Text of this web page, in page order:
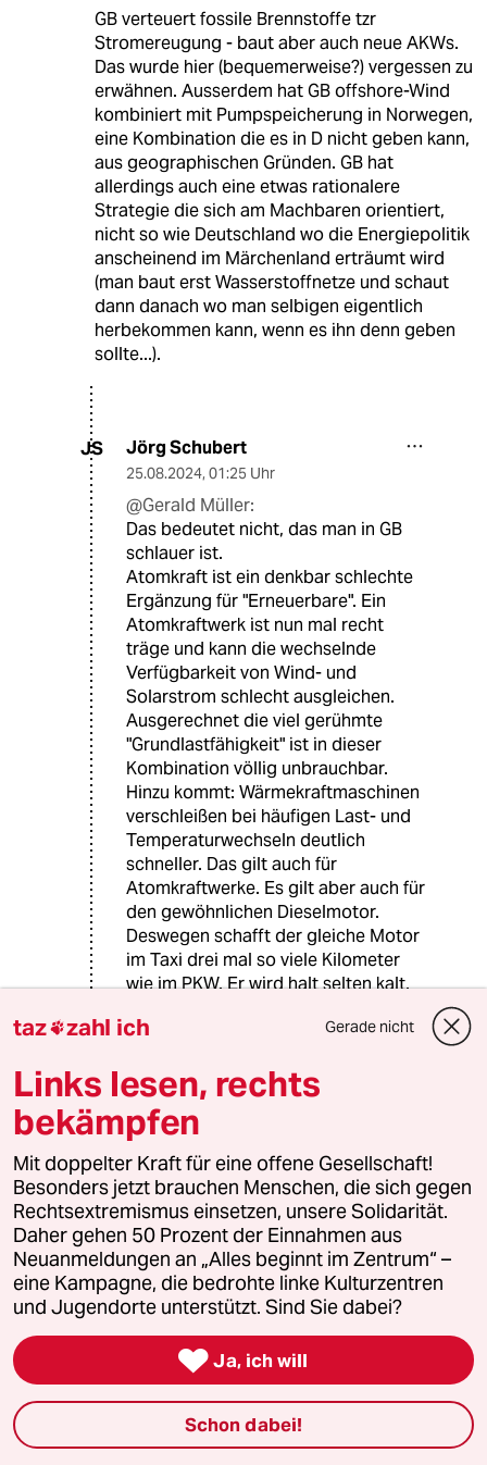
GB verteuert fossile Brennstoffe tzr
Stromereugung - baut aber auch neue AKWs.
Das wurde hier (bequemerweise?) vergessen zu
erwähnen. Ausserdem hat GB offshore-Wind
kombiniert mit Pumpspeicherung in Norwegen,
eine Kombination die es in D nicht geben kann,
aus geographischen Gründen. GB hat
allerdings auch eine etwas rationalere
Strategie die sich am Machbaren orientiert,
nicht so wie Deutschland wo die Energiepolitik
anscheinend im Märchenland erträumt wird
(man baut erst Wasserstoffnetze und schaut
dann danach wo man selbigen eigentlich
herbekommen kann, wenn es ihn denn geben
sollte...).
JS Jörg Schubert
25.08.2024, 01:25 Uhr
@Gerald Müller:
Das bedeutet nicht, das man in GB
schlauer ist.
Atomkraft ist ein denkbar schlechte
Ergänzung für "Erneuerbare". Ein
Atomkraftwerk ist nun mal recht
träge und kann die wechselnde
Verfügbarkeit von Wind- und
Solarstrom schlecht ausgleichen.
Ausgerechnet die viel gerühmte
"Grundlastfähigkeit" ist in dieser
Kombination völlig unbrauchbar.
Hinzu kommt: Wärmekraftmaschinen
verschleißen bei häufigen Last- und
Temperaturwechseln deutlich
schneller. Das gilt auch für
Atomkraftwerke. Es gilt aber auch für
den gewöhnlichen Dieselmotor.
Deswegen schafft der gleiche Motor
im Taxi drei mal so viele Kilometer
wie im PKW. Er wird halt selten kalt.
S Sonnenhaus
22.08.2024,21:15 Uhr
Solange Habeck die Förderung für
meint damit mehr Beratung auszulösen, wird
das alles nix werden.
Solange das Klimageld nicht ausgezahlt wird,
wird das wohl nix werden.
Solange Fossile Werften gerettet werden, aber
nicht die Solarindustrie in unserem Lang, wird
das wohl nix werden.
taz zahl ich Gerade nicht
Links lesen, rechts
bekämpfen
Mit doppelter Kraft für eine offene Gesellschaft!
Besonders jetzt brauchen Menschen, die sich gegen
Rechtsextremismus einsetzen, unsere Solidarität.
Daher gehen 50 Prozent der Einnahmen aus
Neuanmeldungen an „Alles beginnt im Zentrum“ –
eine Kampagne, die bedrohte linke Kulturzentren
und Jugendorte unterstützt. Sind Sie dabei?
 Ja, ich will
Schon dabei!